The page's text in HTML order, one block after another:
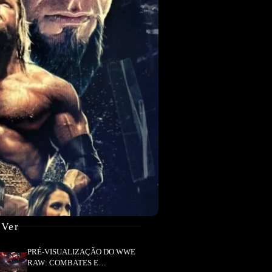
PRÉ-VISUALIZAÇÃO DO WWE
RAW: COMBATES E